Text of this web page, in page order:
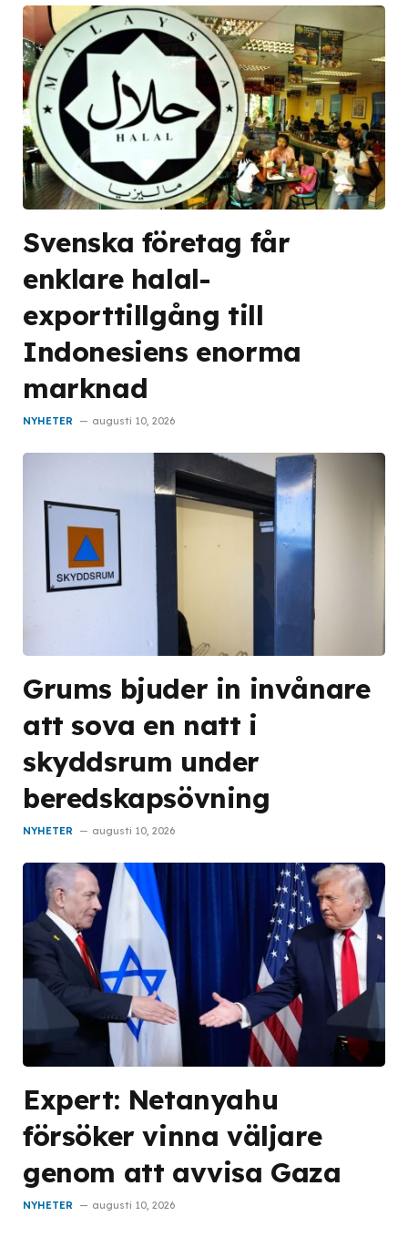
Svenska företag får
enklare halal-
exporttillgång till
Indonesiens enorma
marknad
NYHETER augusti 10, 2026
Grums bjuder in invånare
att sova en natt i
skyddsrum under
beredskapsövning
NYHETER augusti 10, 2026
Expert: Netanyahu
försöker vinna väljare
genom att avvisa Gaza
NYHETER augusti 10, 2026